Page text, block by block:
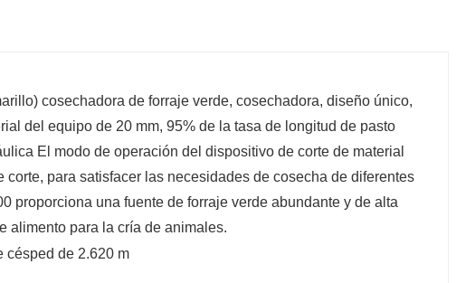
cosechadora de forraje verde, cosechadora, diseño único,
del equipo de 20 mm, 95% de la tasa de longitud de pasto
El modo de operación del dispositivo de corte de material
para satisfacer las necesidades de cosecha de diferentes
proporciona una fuente de forraje verde abundante y de alta
alimento para la cría de animales.